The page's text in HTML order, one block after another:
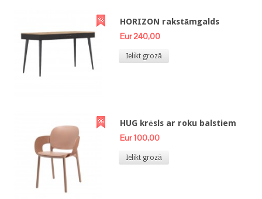
HORIZON rakstāmgalds
Eur 240,00
Ielikt grozā
HUG krēsls ar roku balstiem
Eur 100,00
Ielikt grozā